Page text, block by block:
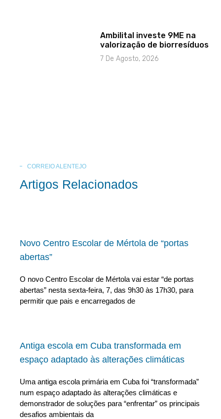
Ambilital investe 9ME na
valorização de biorresíduos
7 De Agosto, 2026
CORREIO ALENTEJO
Artigos Relacionados
Novo Centro Escolar de Mértola de “portas
abertas”
O novo Centro Escolar de Mértola vai estar “de portas
abertas” nesta sexta-feira, 7, das 9h30 às 17h30, para
permitir que pais e encarregados de
Antiga escola em Cuba transformada em
espaço adaptado às alterações climáticas
Uma antiga escola primária em Cuba foi “transformada”
num espaço adaptado às alterações climáticas e
demonstrador de soluções para “enfrentar” os principais
desafios ambientais da